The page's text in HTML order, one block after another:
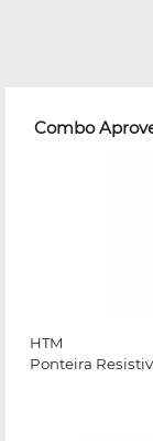
Combo
HTM
Ponteira